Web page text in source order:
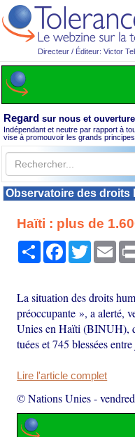
Directeur / Éditeur: Victor
Regard sur nous et
Indépendant et neutre par rapport à
vise à promouvoir les grands
Observatoire des droits
Haïti : plus de
PartagerFacebook
Twitter
La situation des droits
préoccupante », a alerté,
Unies en Haïti (BINUH),
tuées et 745 blessées
Lire l'article complet
© Nations Unies-